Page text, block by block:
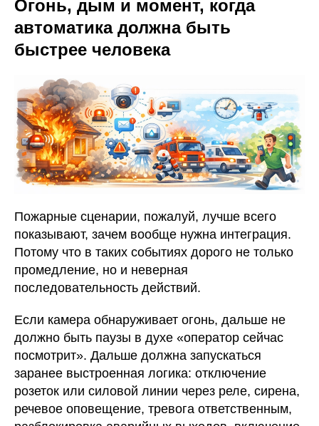
Огонь, дым и момент, когда
автоматика должна быть
быстрее человека
Пожарные сценарии, пожалуй, лучше всего
показывают, зачем вообще нужна интеграция.
Потому что в таких событиях дорого не только
промедление, но и неверная
последовательность действий.
Если камера обнаруживает огонь, дальше не
должно быть паузы в духе «оператор сейчас
посмотрит». Дальше должна запускаться
заранее выстроенная логика: отключение
розеток или силовой линии через реле, сирена,
речевое оповещение, тревога ответственным,